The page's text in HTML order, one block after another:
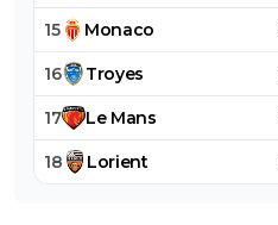
15 Monaco
16 Troyes
17 Le Mans
18 Lorient